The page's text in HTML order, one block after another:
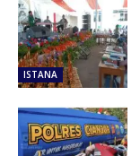
ISTANA